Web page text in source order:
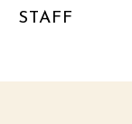
STAFF